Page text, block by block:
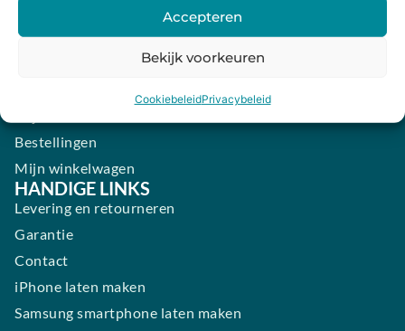
Accepteren
Bekijk voorkeuren
CookiebeleidPrivacybeleid
Zaterdag:
09:00 - 17:00
Bestellingen
Mijn winkelwagen
HANDIGE LINKS
Levering en retourneren
Garantie
Contact
iPhone laten maken
Samsung smartphone laten maken